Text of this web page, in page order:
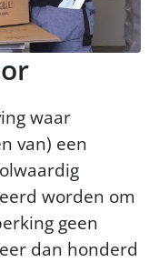
waar
van) een
worden om
geen
dan honderd